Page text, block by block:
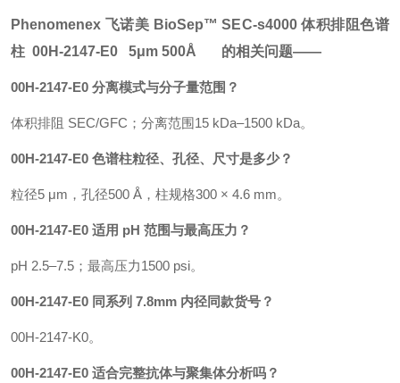
Phenomenex 飞诺美 BioSep™ SEC-s4000体积排阻色谱
柱 00H-2147-E0 5μm 500Å 的相关问题——
00H-2147-E0 分离模式与分子量范围？
体积排阻 SEC/GFC；分离范围15 kDa–1500 kDa。
00H-2147-E0 色谱柱粒径、孔径、尺寸是多少？
粒径5 μm，孔径500 Å，柱规格300 × 4.6 mm。
00H-2147-E0 适用 pH 范围与最高压力？
pH 2.5–7.5；最高压力1500 psi。
00H-2147-E0 同系列 7.8mm 内径同款货号？
00H-2147-K0。
00H-2147-E0 适合完整抗体与聚集体分析吗？